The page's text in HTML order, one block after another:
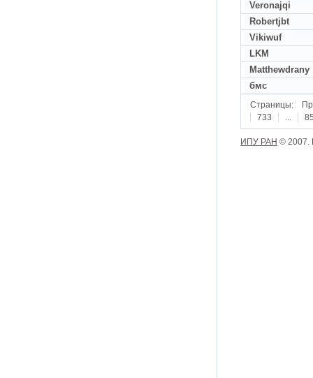
Veronajqi
Robertjbt
Vikiwuf
LKM
Matthewdrany
бмс
Страницы:
733
ИПУ РАН © 2007.